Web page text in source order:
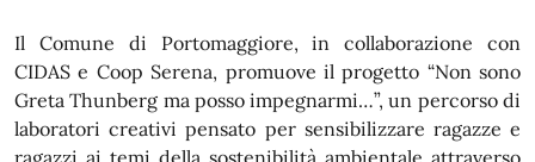
Il Comune di Portomaggiore, in collaborazione con
CIDAS e Coop Serena, promuove il progetto “Non sono
Greta Thunberg ma posso impegnarmi…”, un percorso di
laboratori creativi pensato per sensibilizzare ragazze e
ragazzi ai temi della sostenibilità ambientale attraverso